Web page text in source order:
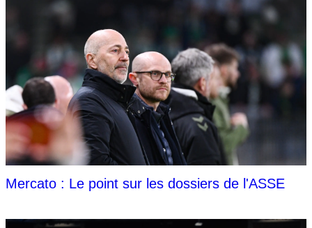
Mercato : Le point sur les dossiers de l'ASSE